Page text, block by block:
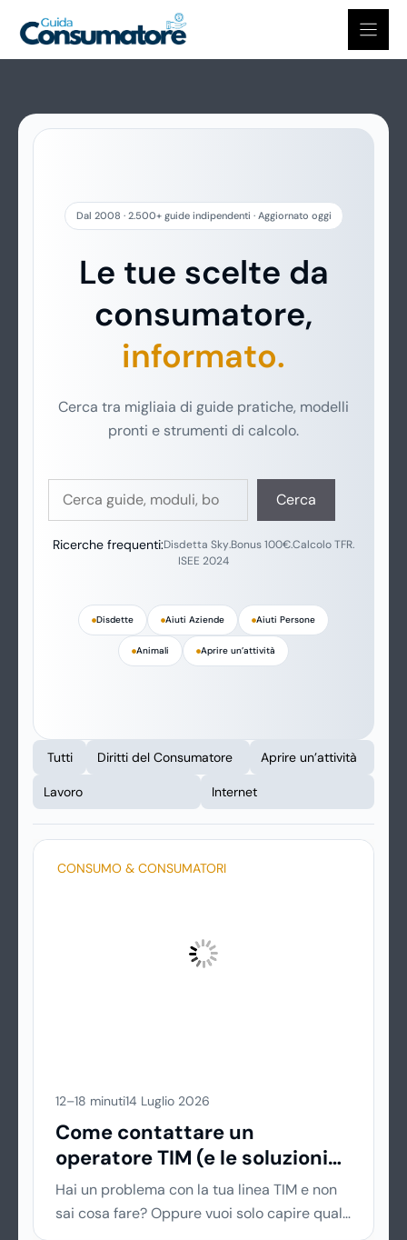
contenuto
Dal 2008 · 2.500+ guide indipendenti · Aggiornato oggi
Le tue scelte da
consumatore,
informato.
Cerca tra migliaia di guide pratiche, modelli
pronti e strumenti di calcolo.
Cerca
Cerca
Ricerche frequenti:Disdetta Sky.Bonus 100€.Calcolo TFR.
ISEE 2024
Disdette Aiuti Aziende Aiuti Persone
Animali Aprire un’attività
Tutti Diritti del Consumatore Aprire un’attività
Lavoro Internet
CONSUMO & CONSUMATORI
12–18 minuti14 Luglio 2026
Come contattare un
operatore TIM (e le soluzioni
per risolvere i problemi più
velocemente)
Hai un problema con la tua linea TIM e non
sai cosa fare? Oppure vuoi solo capire qual